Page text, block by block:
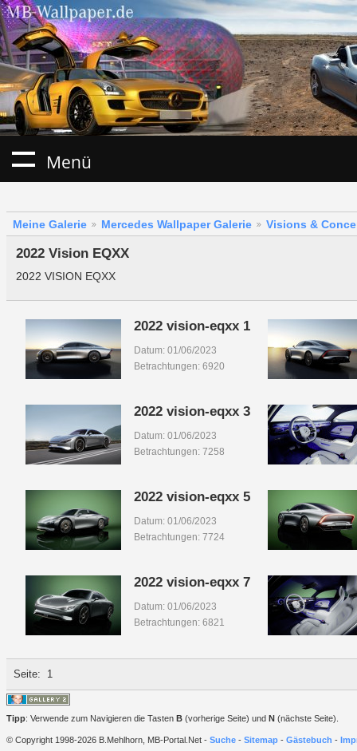
Menü
Meine Galerie Mercedes Wallpaper Galerie Visions &
2022 Vision EQXX
2022 VISION EQXX
2022 vision-eqxx 1
Datum: 01/06/2023
Betrachtungen: 6920
2022 vision-eqxx 3
Datum: 01/06/2023
Betrachtungen: 7258
2022 vision-eqxx 5
Datum: 01/06/2023
Betrachtungen: 7724
2022 vision-eqxx 7
Datum: 01/06/2023
Betrachtungen: 6821
Seite: 1
Tipp: Verwende zum Navigieren die Tasten B (vorherige Seite) und N (nächste Seite).
© Copyright 1998-2026 B.Mehlhorn, MB-Portal.Net - Suche - Sitemap - Gästebuch -